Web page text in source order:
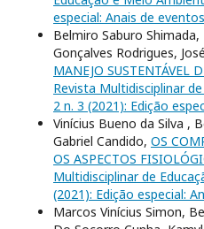
especial: Anais de eventos
Belmiro Saburo
Gonçalves Rodrigues,
MANEJO SUSTENTÁVEL
Revista Multidisciplinar
2 n. 3 (2021): Edição
Vinícius Bueno da Silva ,
Gabriel Candido, OS
OS ASPECTOS
Multidisciplinar de
(2021): Edição especial:
Marcos Vinícius Simon,